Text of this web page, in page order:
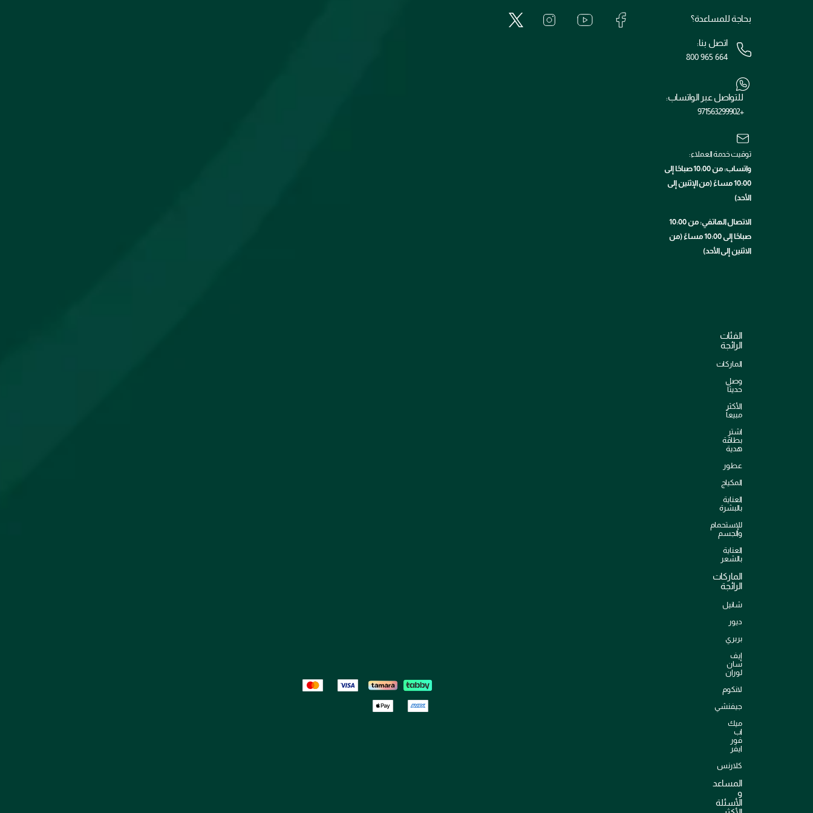
بحاجة للمساعدة؟
اتصل بنا:
800 965 664
للتواصل عبر الواتساب:
+971563299902
توقيت خدمة العملاء:
واتساب: من 10:00 صباحًا إلى
10:00 مساءً (من الإثنين إلى
الأحد)
الاتصال الهاتفي: من 10:00
صباحًا إلى 10:00 مساءً (من
الاثنين إلى الأحد)
الفئات
الرائجة
الماركات
وصل
حديثاً
الأكثر
مبيعاً
اشترِ
بطاقة
هدية
عطور
المكياج
العناية
بالبشرة
للإستحمام
والجسم
العناية
بالشعر
الماركات
الرائجة
شانيل
ديور
بربري
إيف
سان
لوران
لانكوم
جيفنشي
ميك
اب
فور
ايفر
كلارنس
المساعد
و
الأسئلة